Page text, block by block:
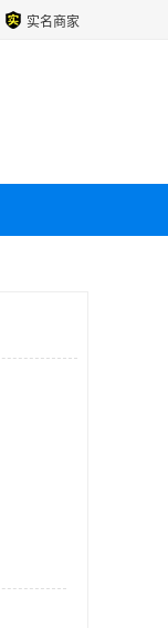
实名商家